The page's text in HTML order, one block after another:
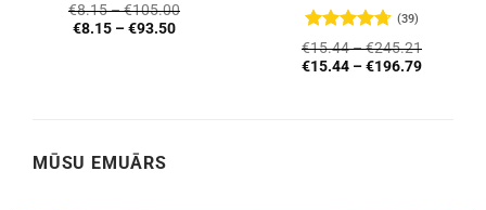
€8.15–€105.00
€8.15 –€93.50
Novērtēts
ar4.72
no
(39)
€15.44–€245.21
€15.44 –€196.79
MŪSU EMUĀRS